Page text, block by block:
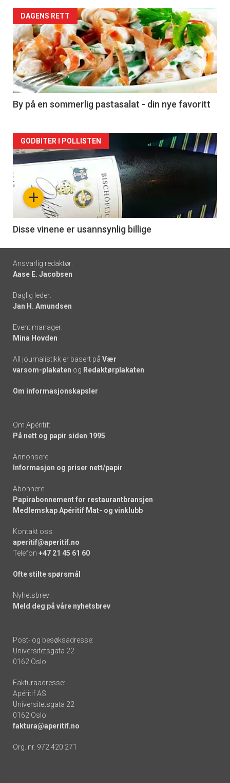
Forsiden
akkurat
nå
-
5
DAGENS RETT
By på en sommerlig pastasalat - din nye favoritt
Forsiden
akkurat
nå
6
+
GODBITER I POLLISTEN
Disse vinene er usannsynlig billige
Footer
-
links
Ansvarlig redaktør:
Aase E. Jacobsen
Daglig leder:
Jan H. Amundsen
Event manager:
Mina Hovden
All journalistikk er basert på Vær
varsom-plakaten og Redaktørplakaten
Om informasjonskapsler
Om Apéritif:
På nett og papir siden 1995
Annonsere:
Informasjon og priser nett/papir
Abonnere:
Papirabonnement for restaurantbransjen
Medlemskap Apéritif Mat- og vinklubb
Kontakt oss:
aperitif@aperitif.no
Telefon +47 21 45 61 60
Ofte stilte spørsmål
Nyhetsbrev:
Meld deg på våre nyhetsbrev
Post- og besøksadresse:
Universitetsgata 22
0162 Oslo
Fakturaadresse:
Apéritif AS
Universitetsgata 22
0162 Oslo
faktura@aperitif.no
Org. nr. 972 420 271